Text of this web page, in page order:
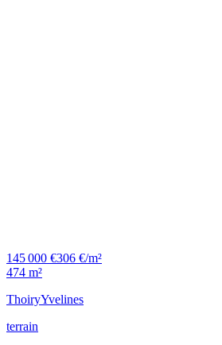
145 000 €306 €/m²
474 m²
ThoiryYvelines
terrain